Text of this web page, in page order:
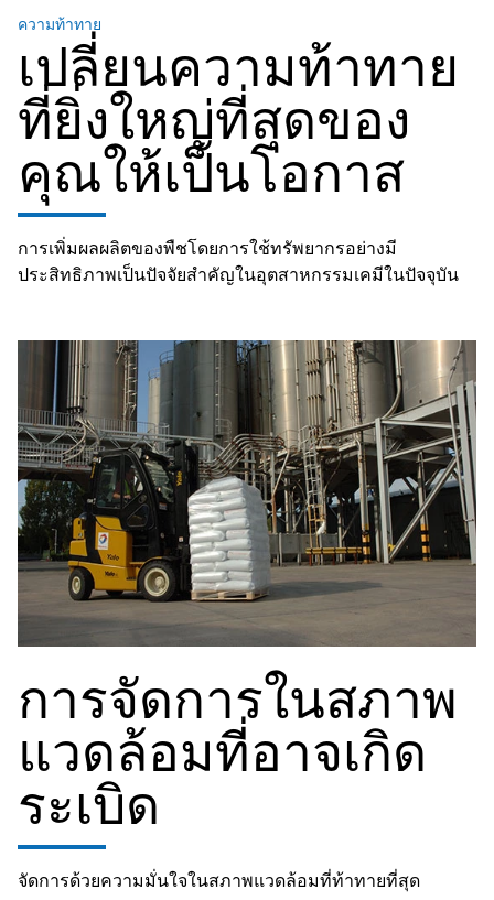
ความท้าทาย
เปลี่ยนความท้าทาย
ที่ยิ่งใหญ่ที่สุดของ
คุณให้เป็นโอกาส
การเพิ่มผลผลิตของพืชโดยการใช้ทรัพยากรอย่างมี
ประสิทธิภาพเป็นปัจจัยสำคัญในอุตสาหกรรมเคมีในปัจจุบัน
การจัดการในสภาพ
แวดล้อมที่อาจเกิด
ระเบิด
จัดการด้วยความมั่นใจในสภาพแวดล้อมที่ท้าทายที่สุด